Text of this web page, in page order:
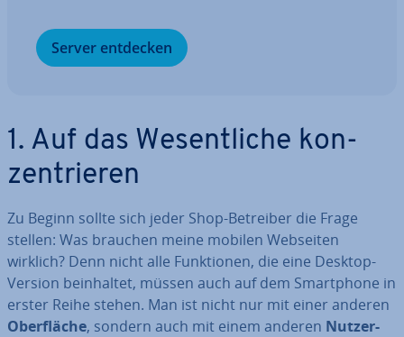
Server entdecken
1. Auf das We­sent­li­che kon­
zen­trie­ren
Zu Beginn sollte sich jeder Shop-Betreiber die Frage
stellen: Was brauchen meine mobilen Webseiten
wirklich? Denn nicht alle Funk­tio­nen, die eine Desktop-
Version be­inhal­tet, müssen auch auf dem Smart­phone in
erster Reihe stehen. Man ist nicht nur mit einer anderen
Ober­flä­che, sondern auch mit einem anderen Nut­zer­